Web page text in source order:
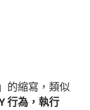
的縮寫，類似
行為，執行